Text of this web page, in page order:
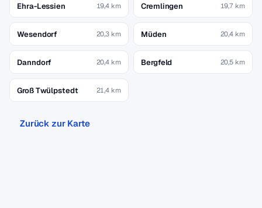
Ehra-Lessien 19,4 km Cremlingen 19,7 km
Wesendorf 20,3 km Müden 20,4 km
Danndorf 20,4 km Bergfeld 20,5 km
Groß Twülpstedt 21,4 km
Zurück zur Karte